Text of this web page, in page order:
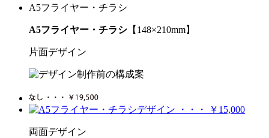
A5フライヤー・チラシ
A5フライヤー・チラシ 【148×210mm】
片面デザイン
両面デザイン